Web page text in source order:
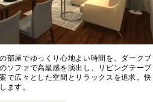
部屋でゆっくり心地よい時間を。ダークブ
ソファで高級感を演出し、リビングテーブ
で広々とした空間とリラックスを追求。快
ます。